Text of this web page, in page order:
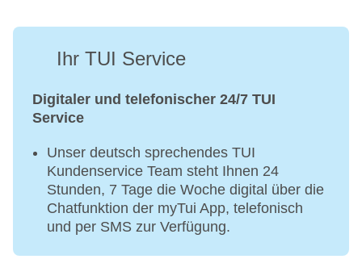
Ihr TUI Service
Digitaler und telefonischer 24/7 TUI
Service
Unser deutsch sprechendes TUI
Kundenservice Team steht Ihnen 24
Stunden, 7 Tage die Woche digital über die
Chatfunktion der myTui App, telefonisch
und per SMS zur Verfügung.